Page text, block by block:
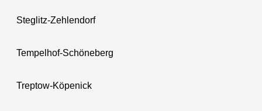
Steglitz-Zehlendorf
Tempelhof-Schöneberg
Treptow-Köpenick